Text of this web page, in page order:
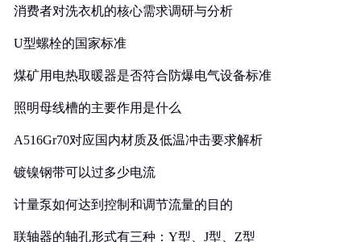
消费者对洗衣机的核心需求调研与分析
U型螺栓的国家标准
煤矿用电热取暖器是否符合防爆电气设备标准
照明母线槽的主要作用是什么
A516Gr70对应国内材质及低温冲击要求解析
镀镍钢带可以过多少电流
计量泵如何达到控制和调节流量的目的
联轴器的轴孔形式有三种：Y型、J型、Z型